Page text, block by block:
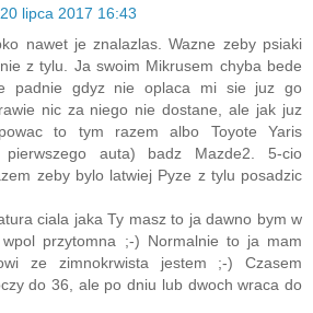
20 lipca 2017 16:43
nawet je znalazlas. Wazne zeby psiaki
z tylu. Ja swoim Mikrusem chyba bede
padnie gdyz nie oplaca mi sie juz go
nic za niego nie dostane, ale jak juz
to tym razem albo Toyote Yaris
pierwszego auta) badz Mazde2. 5-cio
zeby bylo latwiej Pyze z tylu posadzic
ciala jaka Ty masz to ja dawno bym w
przytomna ;-) Normalnie to ja mam
ze zimnokrwista jestem ;-) Czasem
do 36, ale po dniu lub dwoch wraca do